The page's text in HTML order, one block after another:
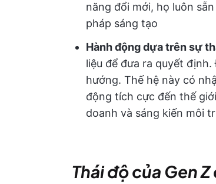
năng đổi mới, họ luôn
pháp sáng tạo
Hành động dựa trên sự
liệu để đưa ra quyết
hướng. Thế hệ này có
động tích cực đến thế
doanh và sáng kiến môi
Thái độ của Gen